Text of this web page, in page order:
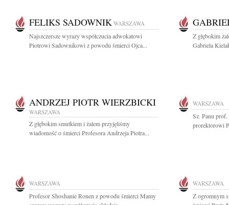
FELIKS SADOWNIK WARSZAWA
Najszczersze wyrazy współczucia adwokatowi
Piotrowi Sadownikowi z powodu śmierci Ojca...
Z głębokim
Gabriela
ANDRZEJ PIOTR WIERZBICKI
WARSZAWA
Z głębokim smutkiem i żalem przyjęliśmy
wiadomość o śmierci Profesora Andrzeja Piotra...
WARSZAWA
Sz. Panu
prorektorowi
WARSZAWA
Profesor Shoshanie Ronen z powodu śmierci Mamy
WARSZAWA
Z ogromnym